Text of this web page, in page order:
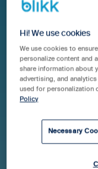
januari
Nu har vi lanserat
versionen
efterlängtade)
din vardag!
Hi! We use cookies
We use cookies to
personalize content and
share information about
advertising, and
used for personalization
Policy
Necessary